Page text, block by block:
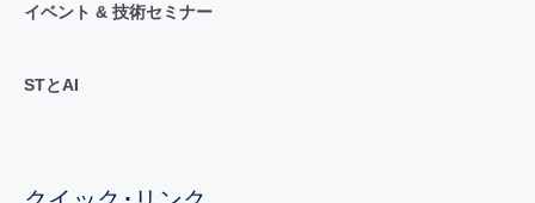
イベント & 技術セミナー
STとAI